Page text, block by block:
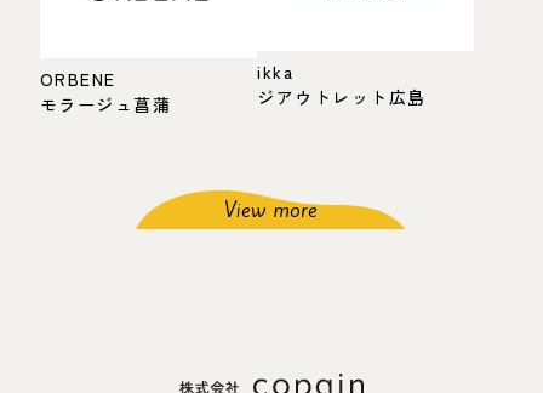
ORBENE
モラージュ菖蒲
ikka
ジアウトレット広島
View more